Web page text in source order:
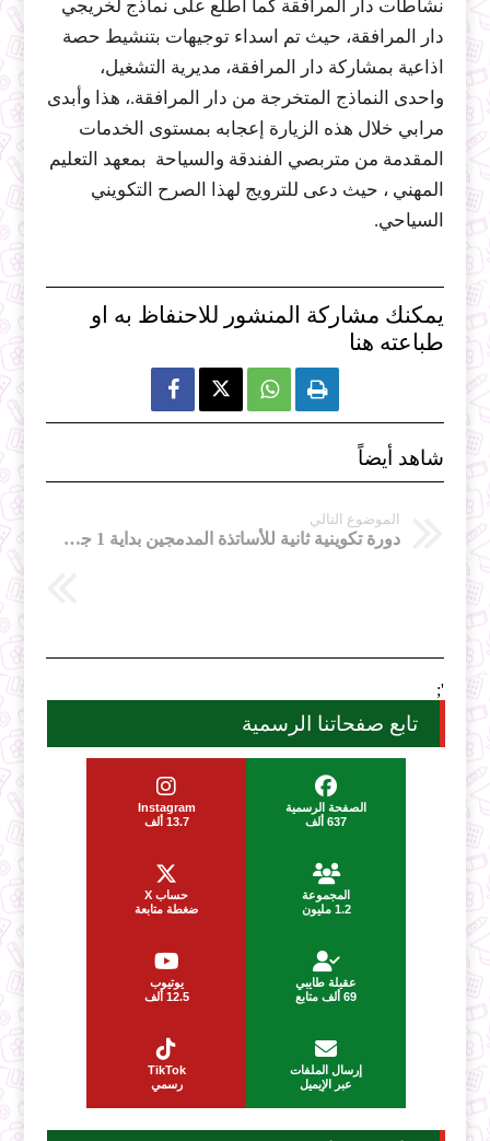
نشاطات دار المرافقة كما اطلع على نماذج لخريجي
دار المرافقة، حيث تم اسداء توجيهات بتنشيط حصة
اذاعية بمشاركة دار المرافقة، مديرية التشغيل،
واحدى النماذج المتخرجة من دار المرافقة.، هذا وأبدى
مرابي خلال هذه الزيارة إعجابه بمستوى الخدمات
المقدمة من متربصي الفندقة والسياحة بمعهد التعليم
المهني ، حيث دعى للترويج لهذا الصرح التكويني
السياحي.
يمكنك مشاركة المنشور للاحنفاظ به او
طباعته هنا
  
شاهد أيضاً
الموضوع التالي
دورة تكوينية ثانية للأساتذة المدمجين بداية 1 جويلية القادم
';
تابع صفحاتنا الرسمية
الصفحة الرسمية
637 ألف
Instagram
13.7 ألف
المجموعة
1.2 مليون
حساب X
ضغطة متابعة
عقيلة طايبي
69 ألف متابع
يوتيوب
12.5 ألف
إرسال الملفات
عبر الإيميل
TikTok
رسمي